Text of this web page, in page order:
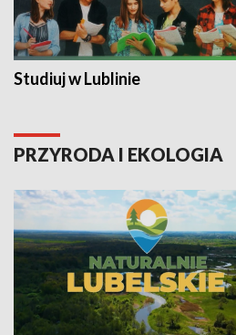
Studiuj w Lublinie
PRZYRODA I EKOLOGIA